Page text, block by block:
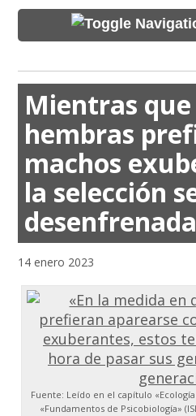
Mientras que
hembras
machos
la selección
desenfrenada
14 enero 2023
Fuente: Leído en el capítulo
«Fundamentos de Psicobiología»